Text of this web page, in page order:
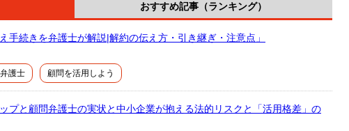
おすすめ記事（ランキング）
手続きを弁護士が解説|解約の伝え方・引き継ぎ・注意点」
弁護士 顧問を活用しよう
プと顧問弁護士の実状と中小企業が抱える法的リスクと「活用格差」の